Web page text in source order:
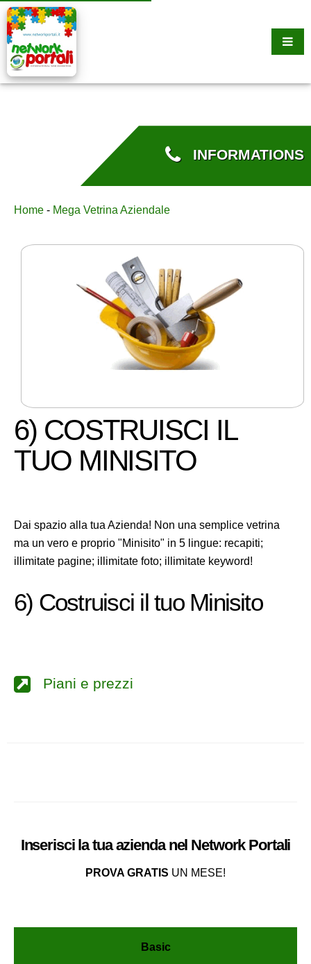
INFORMATIONS
Home - Mega Vetrina Aziendale
6) COSTRUISCI IL
TUO MINISITO
Dai spazio alla tua Azienda! Non una semplice vetrina
ma un vero e proprio "Minisito" in 5 lingue: recapiti;
illimitate pagine; illimitate foto; illimitate keyword!
6) Costruisci il tuo Minisito
Piani e prezzi
Inserisci la tua azienda nel NetworkPortali
PROVA GRATIS UN MESE!
Basic